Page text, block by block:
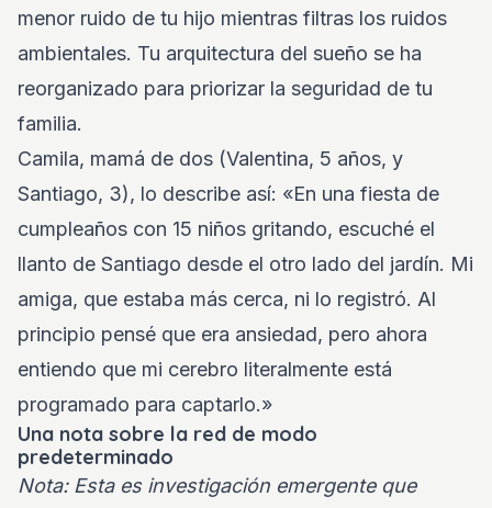
menor ruido de tu hijo mientras filtras los ruidos
ambientales. Tu arquitectura del sueño se ha
reorganizado para priorizar la seguridad de tu
familia.
Camila, mamá de dos (Valentina, 5 años, y
Santiago, 3), lo describe así: «En una fiesta de
cumpleaños con 15 niños gritando, escuché el
llanto de Santiago desde el otro lado del jardín. Mi
amiga, que estaba más cerca, ni lo registró. Al
principio pensé que era ansiedad, pero ahora
entiendo que mi cerebro literalmente está
programado para captarlo.»
Una nota sobre la red de modo
predeterminado
Nota: Esta es investigación emergente que